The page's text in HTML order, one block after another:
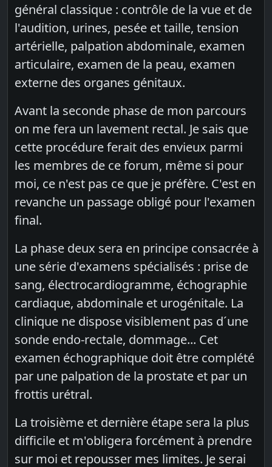
général classique : contrôle de la vue et de
l'audition, urines, pesée et taille, tension
artérielle, palpation abdominale, examen
articulaire, examen de la peau, examen
externe des organes génitaux.
Avant la seconde phase de mon parcours
on me fera un lavement rectal. Je sais que
cette procédure ferait des envieux parmi
les membres de ce forum, même si pour
moi, ce n'est pas ce que je préfère. C'est en
revanche un passage obligé pour l'examen
final.
La phase deux sera en principe consacrée à
une série d'examens spécialisés : prise de
sang, électrocardiogramme, échographie
cardiaque, abdominale et urogénitale. La
clinique ne dispose visiblement pas d´une
sonde endo-rectale, dommage... Cet
examen échographique doit être complété
par une palpation de la prostate et par un
frottis urétral.
La troisième et dernière étape sera la plus
difficile et m'obligera forcément à prendre
sur moi et repousser mes limites. Je serai